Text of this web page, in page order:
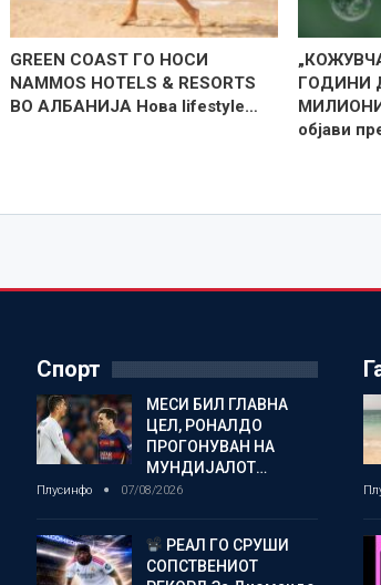
GREEN COAST ГО НОСИ
NAMMOS HOTELS & RESORTS
ВО АЛБАНИЈА Нова lifestyle…
ГОДИНИ
МИЛИОНИ
објави
Спорт
МЕСИ БИЛ ГЛАВНА
ЦЕЛ, РОНАЛДО
ПРОГОНУВАН НА
МУНДИЈАЛОТ…
Плусинфо 07/08/2026
РЕАЛ ГО СРУШИ
СОПСТВЕНИОТ